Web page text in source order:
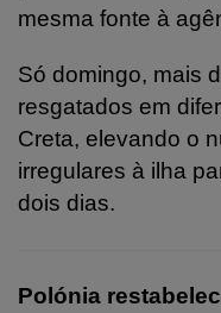
mesma fonte à
Só domingo, mais
resgatados em
Creta, elevando o
irregulares à ilha
dois dias.
Polónia